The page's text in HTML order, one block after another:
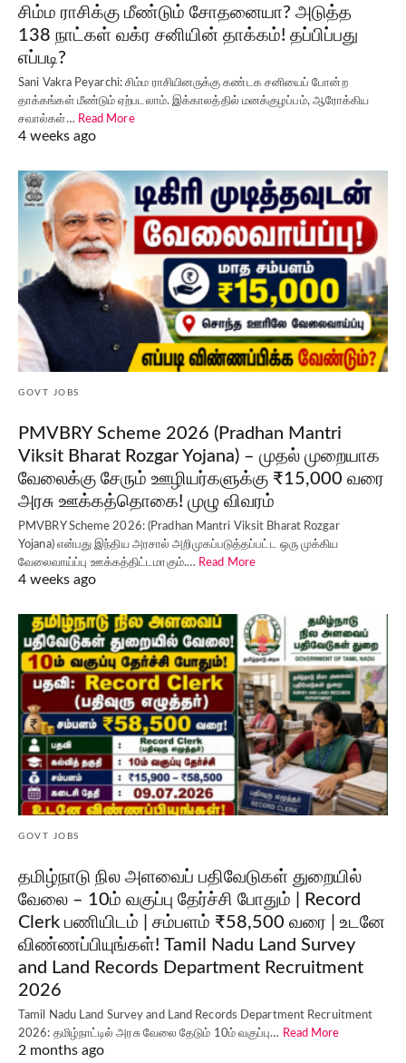
சிம்ம ராசிக்கு மீண்டும் சோதனையா? அடுத்த
138 நாட்கள் வக்ர சனியின் தாக்கம்! தப்பிப்பது
எப்படி?
Sani Vakra Peyarchi: சிம்ம ராசியினருக்கு கண்டக சனியைப் போன்ற
தாக்கங்கள் மீண்டும் ஏற்படலாம். இக்காலத்தில் மனக்குழப்பம், ஆரோக்கிய
சவால்கள்… Read More
4 weeks ago
GOVT JOBS
PMVBRY Scheme 2026 (Pradhan Mantri
Viksit Bharat Rozgar Yojana) – முதல் முறையாக
வேலைக்கு சேரும் ஊழியர்களுக்கு ₹15,000 வரை
அரசு ஊக்கத்தொகை! முழு விவரம்
PMVBRY Scheme 2026: (Pradhan Mantri Viksit Bharat Rozgar
Yojana) என்பது இந்திய அரசால் அறிமுகப்படுத்தப்பட்ட ஒரு முக்கிய
வேலைவாய்ப்பு ஊக்கத்திட்டமாகும்.… Read More
4 weeks ago
GOVT JOBS
தமிழ்நாடு நில அளவைப் பதிவேடுகள் துறையில்
வேலை – 10ம் வகுப்பு தேர்ச்சி போதும் | Record
Clerk பணியிடம் | சம்பளம் ₹58,500 வரை | உடனே
விண்ணப்பியுங்கள்! Tamil Nadu Land Survey
and Land Records Department Recruitment
2026
Tamil Nadu Land Survey and Land Records Department Recruitment
2026: தமிழ்நாட்டில் அரசு வேலை தேடும் 10ம் வகுப்பு… Read More
2 months ago